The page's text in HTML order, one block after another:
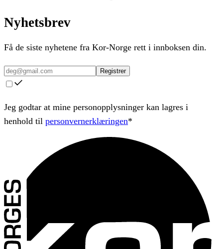
Nyhetsbrev
Få de siste nyhetene fra Kor-Norge rett i innboksen din.
Registrer
Jeg godtar at mine personopplysninger kan lagres i
henhold til personvernerklæringen*